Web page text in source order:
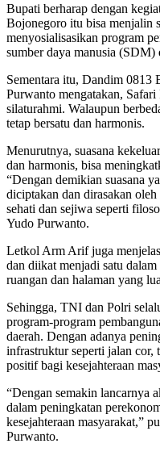
Bupati berharap dengan
Bojonegoro itu bisa menjalin
menyosialisasikan program
sumber daya manusia
Sementara itu, Dandim
Purwanto mengatakan,
silaturahmi. Walaupun
tetap bersatu dan harmonis.
Menurutnya, suasana
dan harmonis, bisa
“Dengan demikian suasana
diciptakan dan dirasakan oleh
sehati dan sejiwa seperti
Yudo Purwanto.
Letkol Arm Arif juga
dan diikat menjadi satu
ruangan dan halaman yang
Sehingga, TNI dan Polri
program-program
daerah. Dengan adanya
infrastruktur seperti jalan cor,
positif bagi kesejahteraan
“Dengan semakin lancarnya
dalam peningkatan
kesejahteraan masyarakat,”
Purwanto.